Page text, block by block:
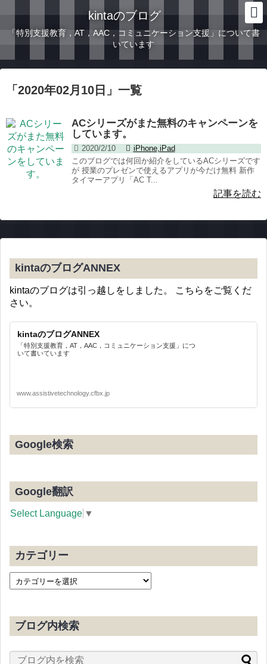
kintaのブログ
「特別支援教育，AT，AAC，コミュニケーション支援」について書
いています
「 2020年02月10日 」 一覧
ACシリーズがまた無料のキャンペーンを
しています。
2020/2/10
iPhone,iPad
このブログでは何回か紹介をしているACシリーズです
が 授業のプレゼンで使えるアプリが今だけ無料 新作
タイマーアプリ「AC T...
記事を読む
kintaのブログANNEX
kintaのブログは引っ越しをしました。 こちらをご覧くだ
さい。
kintaのブログANNEX
「特別支援教育，AT，AAC，コミュニケーション支援」につ
いて書いています
www.assistivetechnology.cfbx.jp
Google検索
Google翻訳
Select Language ▼
カテゴリー
ブログ内検索